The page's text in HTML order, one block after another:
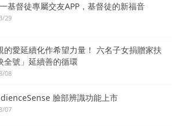
基督徒專屬交友APP，基督徒的新福音
29
的愛延續化作希望力量！ 六名子女捐贈家扶
全號」延續善的循環
08
臉部辨識功能上市
07